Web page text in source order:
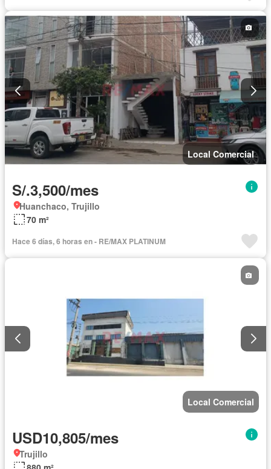
Local Comercial
S/.3,500/mes
Huanchaco, Trujillo
70 m²
Hace 6 días, 6 horas en - RE/MAX PLATINUM
Local Comercial
USD10,805/mes
Trujillo